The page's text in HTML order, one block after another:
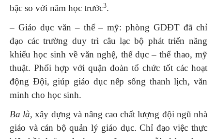
bậc so với năm học trước3.
– Giáo dục văn – thể – mỹ: phòng GDĐT đã chỉ
đạo các trường duy trì câu lạc bộ phát triển năng
khiếu học sinh về văn nghệ, thể dục – thể thao, mỹ
thuật. Phối hợp với quận đoàn tổ chức tốt các hoạt
động Đội, giúp giáo dục nếp sống thanh lịch, văn
minh cho học sinh.
Ba là, xây dựng và nâng cao chất lượng đội ngũ nhà
giáo và cán bộ quản lý giáo dục. Chỉ đạo việc thực